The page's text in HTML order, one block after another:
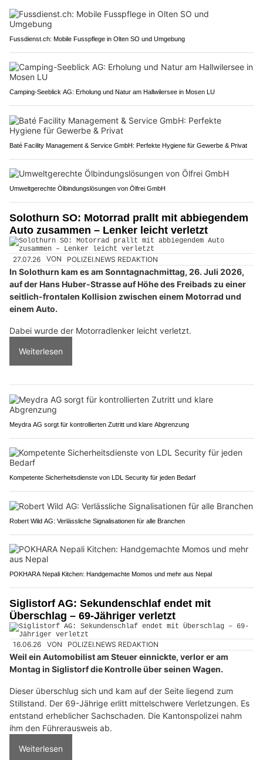
Fussdienst.ch: Mobile Fusspflege in Olten SO und Umgebung
Camping-Seeblick AG: Erholung und Natur am Hallwilersee in Mosen LU
Baté Facility Management & Service GmbH: Perfekte Hygiene für Gewerbe & Privat
Umweltgerechte Ölbindungslösungen von Ölfrei GmbH
Solothurn SO: Motorrad prallt mit abbiegendem
Auto zusammen – Lenker leicht verletzt
27.07.26 VON POLIZEI.NEWS REDAKTION
In Solothurn kam es am Sonntagnachmittag, 26. Juli 2026,
auf der Hans Huber-Strasse auf Höhe des Freibads zu einer
seitlich-frontalen Kollision zwischen einem Motorrad und
einem Auto.
Dabei wurde der Motorradlenker leicht verletzt.
Weiterlesen
Meydra AG sorgt für kontrollierten Zutritt und klare Abgrenzung
Kompetente Sicherheitsdienste von LDL Security für jeden Bedarf
Robert Wild AG: Verlässliche Signalisationen für alle Branchen
POKHARA Nepali Kitchen: Handgemachte Momos und mehr aus Nepal
Siglistorf AG: Sekundenschlaf endet mit
Überschlag – 69-Jähriger verletzt
16.06.26 VON POLIZEI.NEWS REDAKTION
Weil ein Automobilist am Steuer einnickte, verlor er am
Montag in Siglistorf die Kontrolle über seinen Wagen.
Dieser überschlug sich und kam auf der Seite liegend zum
Stillstand. Der 69-Jährige erlitt mittelschwere Verletzungen. Es
entstand erheblicher Sachschaden. Die Kantonspolizei nahm
ihm den Führerausweis ab.
Weiterlesen